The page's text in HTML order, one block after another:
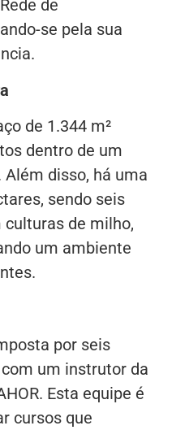
de
se pela sua
de 1.344 m²
dentro de um
Além disso, há uma
sendo seis
de milho,
um ambiente
por seis
um instrutor da
Esta equipe é
cursos que